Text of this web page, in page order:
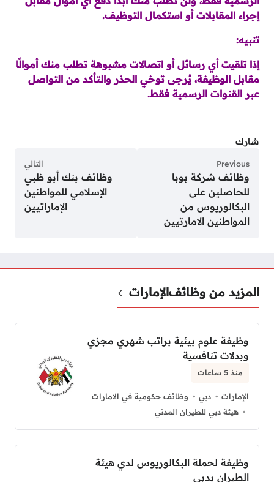
إجراء المقابلات أو استكمال التوظيف.
تنبيه:
إذا تلقيت أي رسائل أو اتصالات مشبوهة تطلب منك أموالًا
مقابل الوظيفة، يُرجى توخي الحذر والتأكد من التواصل
عبر القنوات الرسمية فقط.
شارك
Previous
وظائف شركة بوبا
للحاصلين على
البكالوريوس من
المواطنين الامارتيين
التالي
وظائف بنك أبو ظبي
الإسلامي للمواطنين
الإماراتيين
المزيد من وظائفالإمارات
وظيفة علوم بيئية براتب شهري مجزي
وبدلات تنافسية
منذ 5 ساعات
الإمارات دبي
وظائف حكومية في الامارات
هيئة دبي للطيران المدني
وظيفة لحملة البكالوريوس لدي هيئة
الطيران بدبي